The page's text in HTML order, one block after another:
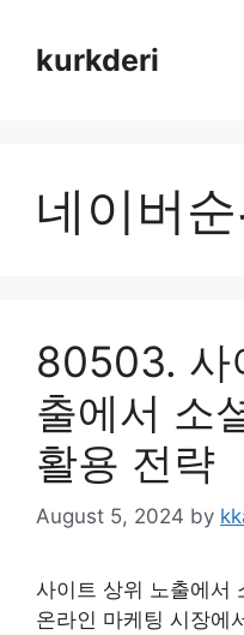
contentkurkderi
네이버
80503. 사
출에서 소
활용 전략
August 5, 2024 by
사이트 상위 노출에서
온라인 마케팅 시장에